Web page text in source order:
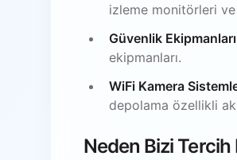
izleme monitörleri ve
Güvenlik
ekipmanları.
WiFi Kamera
depolama özellikli
Neden Bizi